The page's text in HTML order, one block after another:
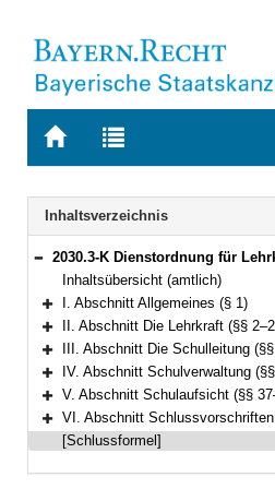
Zur
BAYERN.RECHT
Zur
letzten
Suche
Navigation
Inhaltsverzeichnis
Bereich reduzieren
2030.3-K Dienstordnung für Lehrkräfte an staatlichen Schulen in Bayern (Lehrerdienstordnung – LDO) Bekanntmachung des Bayerischen
Inhaltsübersicht (amtlich)
Bereich erweitern
I. Abschnitt Allgemeines (§ 1)
Bereich erweitern
II. Abschnitt Die Lehrkraft (§§
Bereich erweitern
III. Abschnitt Die Schulleitung
Bereich erweitern
IV. Abschnitt Schulverwaltung
Bereich erweitern
V. Abschnitt Schulaufsicht (§§
Bereich erweitern
VI. Abschnitt
[Schlussformel]